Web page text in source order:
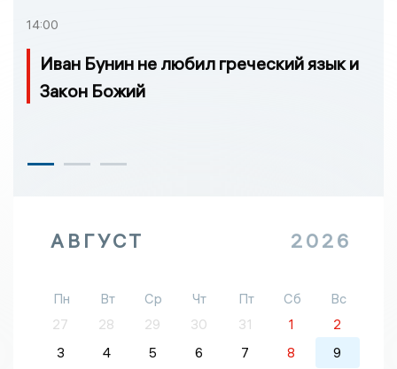
14:00
Иван Бунин не любил греческий язык и
Закон Божий
АВГУСТ 2026
Пн Вт Ср Чт Пт Сб
Вс
27
28 29 30 31 1
2
3
4 5 6 7 8 9